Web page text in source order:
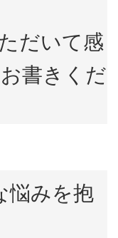
だいて感
書きくだ
悩みを抱